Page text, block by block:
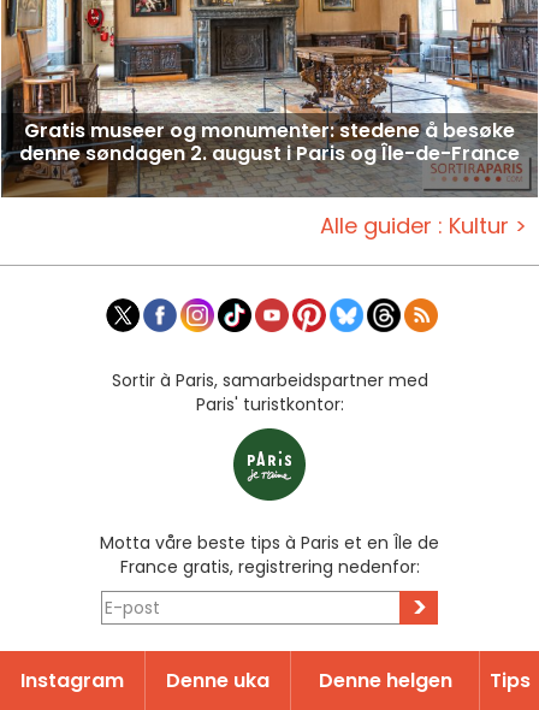
Gratis museer og monumenter: stedene å besøke
denne søndagen 2. august i Paris og Île-de-France
Alle guider : Kultur >
Sortir à Paris, samarbeidspartner med
Paris' turistkontor:
Motta våre beste tips à Paris et en Île de
France gratis, registrering nedenfor:
>
Instagram Denne uka Denne helgen Tips